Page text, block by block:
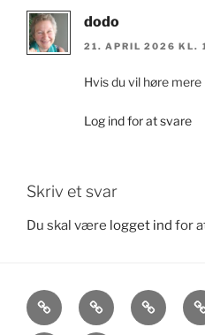
e
d
t
dodo
21. APRIL 2026 KL.
Hvis du vil høre
Log ind for at svare
Skriv et svar
Du skal være logget ind for
Dodo Bogudgivelser
&